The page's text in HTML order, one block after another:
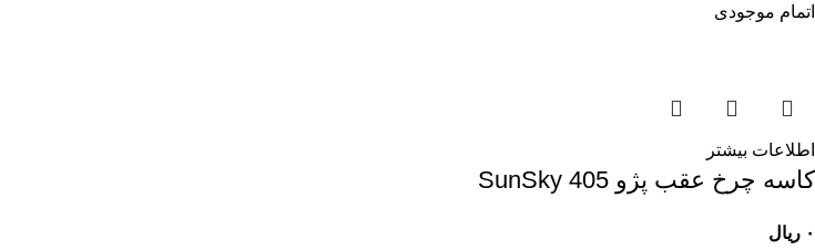
اتمام موجودی
اطلاعات بیشتر
کاسه چرخ عقب پژو 405 SunSky
۰ ریال